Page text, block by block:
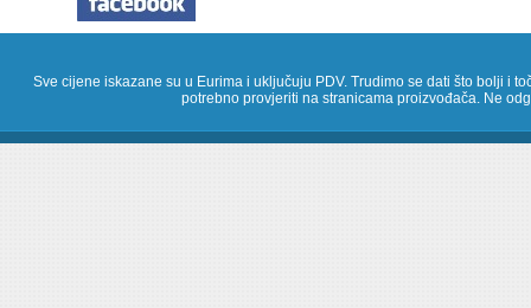
Sve cijene iskazane su u Eurima i uključuju PDV. Trudimo se dati što bolji i
potrebno provjeriti na stranicama proizvođača. Ne